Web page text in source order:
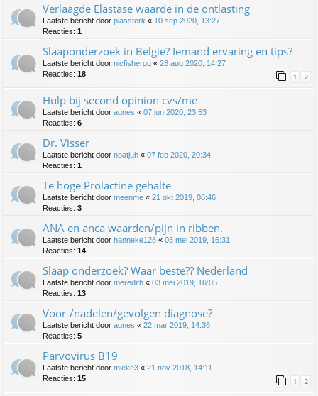
Verlaagde Elastase waarde in de ontlasting
Laatste bericht door plassterk « 10 sep 2020, 13:27
Reacties: 1
Slaaponderzoek in Belgie? Iemand ervaring en tips?
Laatste bericht door nicfishergq « 28 aug 2020, 14:27
Reacties: 18 1 2
Hulp bij second opinion cvs/me
Laatste bericht door agnes « 07 jun 2020, 23:53
Reacties: 6
Dr. Visser
Laatste bericht door noatjuh « 07 feb 2020, 20:34
Reacties: 1
Te hoge Prolactine gehalte
Laatste bericht door meenme « 21 okt 2019, 08:46
Reacties: 3
ANA en anca waarden/pijn in ribben.
Laatste bericht door hanneke128 « 03 mei 2019, 16:31
Reacties: 14
Slaap onderzoek? Waar beste?? Nederland
Laatste bericht door meredith « 03 mei 2019, 16:05
Reacties: 13
Voor-/nadelen/gevolgen diagnose?
Laatste bericht door agnes « 22 mar 2019, 14:36
Reacties: 5
Parvovirus B19
Laatste bericht door mieke3 « 21 nov 2018, 14:11
Reacties: 15 1 2